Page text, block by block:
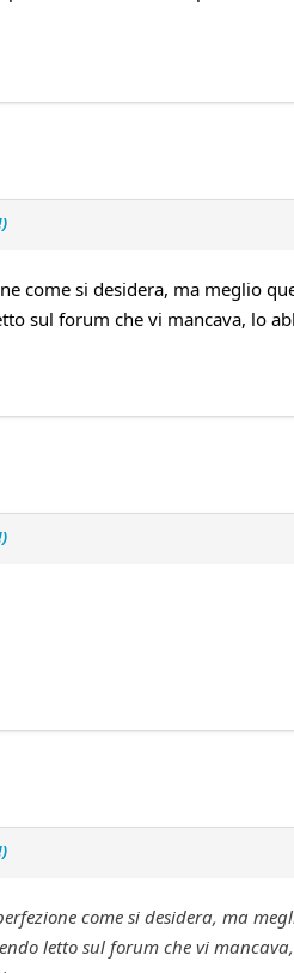
come si desidera, ma meglio
sul forum che vi mancava, lo
come si desidera, ma
letto sul forum che vi